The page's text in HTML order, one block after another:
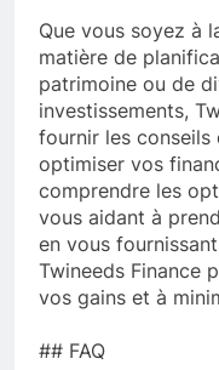
Que vous soyez à
matière de
patrimoine ou de
investissements,
fournir les
optimiser vos
comprendre les
vous aidant à
en vous
Twineeds Finance
vos gains et à
## FAQ